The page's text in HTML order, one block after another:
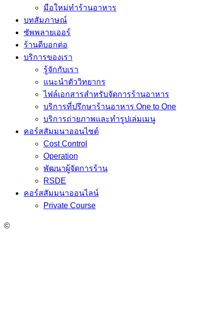
มือใหม่ทำร้านอาหาร
บทสัมภาษณ์
ซัพพลายเออร์
ร้านดีบอกต่อ
บริการของเรา
รู้จักกับเรา
แนะนำตัววิทยากร
ไฟล์เอกสารสำหรับจัดการร้านอาหาร
บริการที่ปรึกษาร้านอาหาร One to One
บริการถ่ายภาพและทำรูปเล่มเมนู
คอร์สสัมมนาออนไซต์
Cost Control
Operation
พัฒนาผู้จัดการร้าน
RSDE
คอร์สสัมมนาออนไลน์
Private Course
©